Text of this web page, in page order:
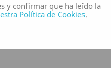
y confirmar que ha leído la
Política de Cookies.